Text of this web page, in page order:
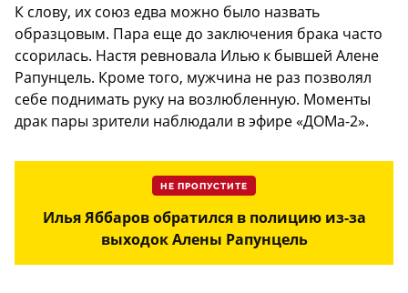
К слову, их союз едва можно было назвать
образцовым. Пара еще до заключения брака часто
ссорилась. Настя ревновала Илью к бывшей Алене
Рапунцель. Кроме того, мужчина не раз позволял
себе поднимать руку на возлюбленную. Моменты
драк пары зрители наблюдали в эфире «ДОМа-2».
НЕ ПРОПУСТИТЕ
Илья Яббаров обратился в полицию из-за
выходок Алены Рапунцель